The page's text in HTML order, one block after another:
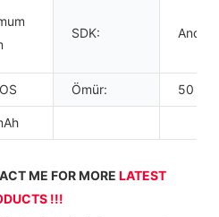
SDK:
Ömür: 50
ME FOR MORE LATEST
!!!